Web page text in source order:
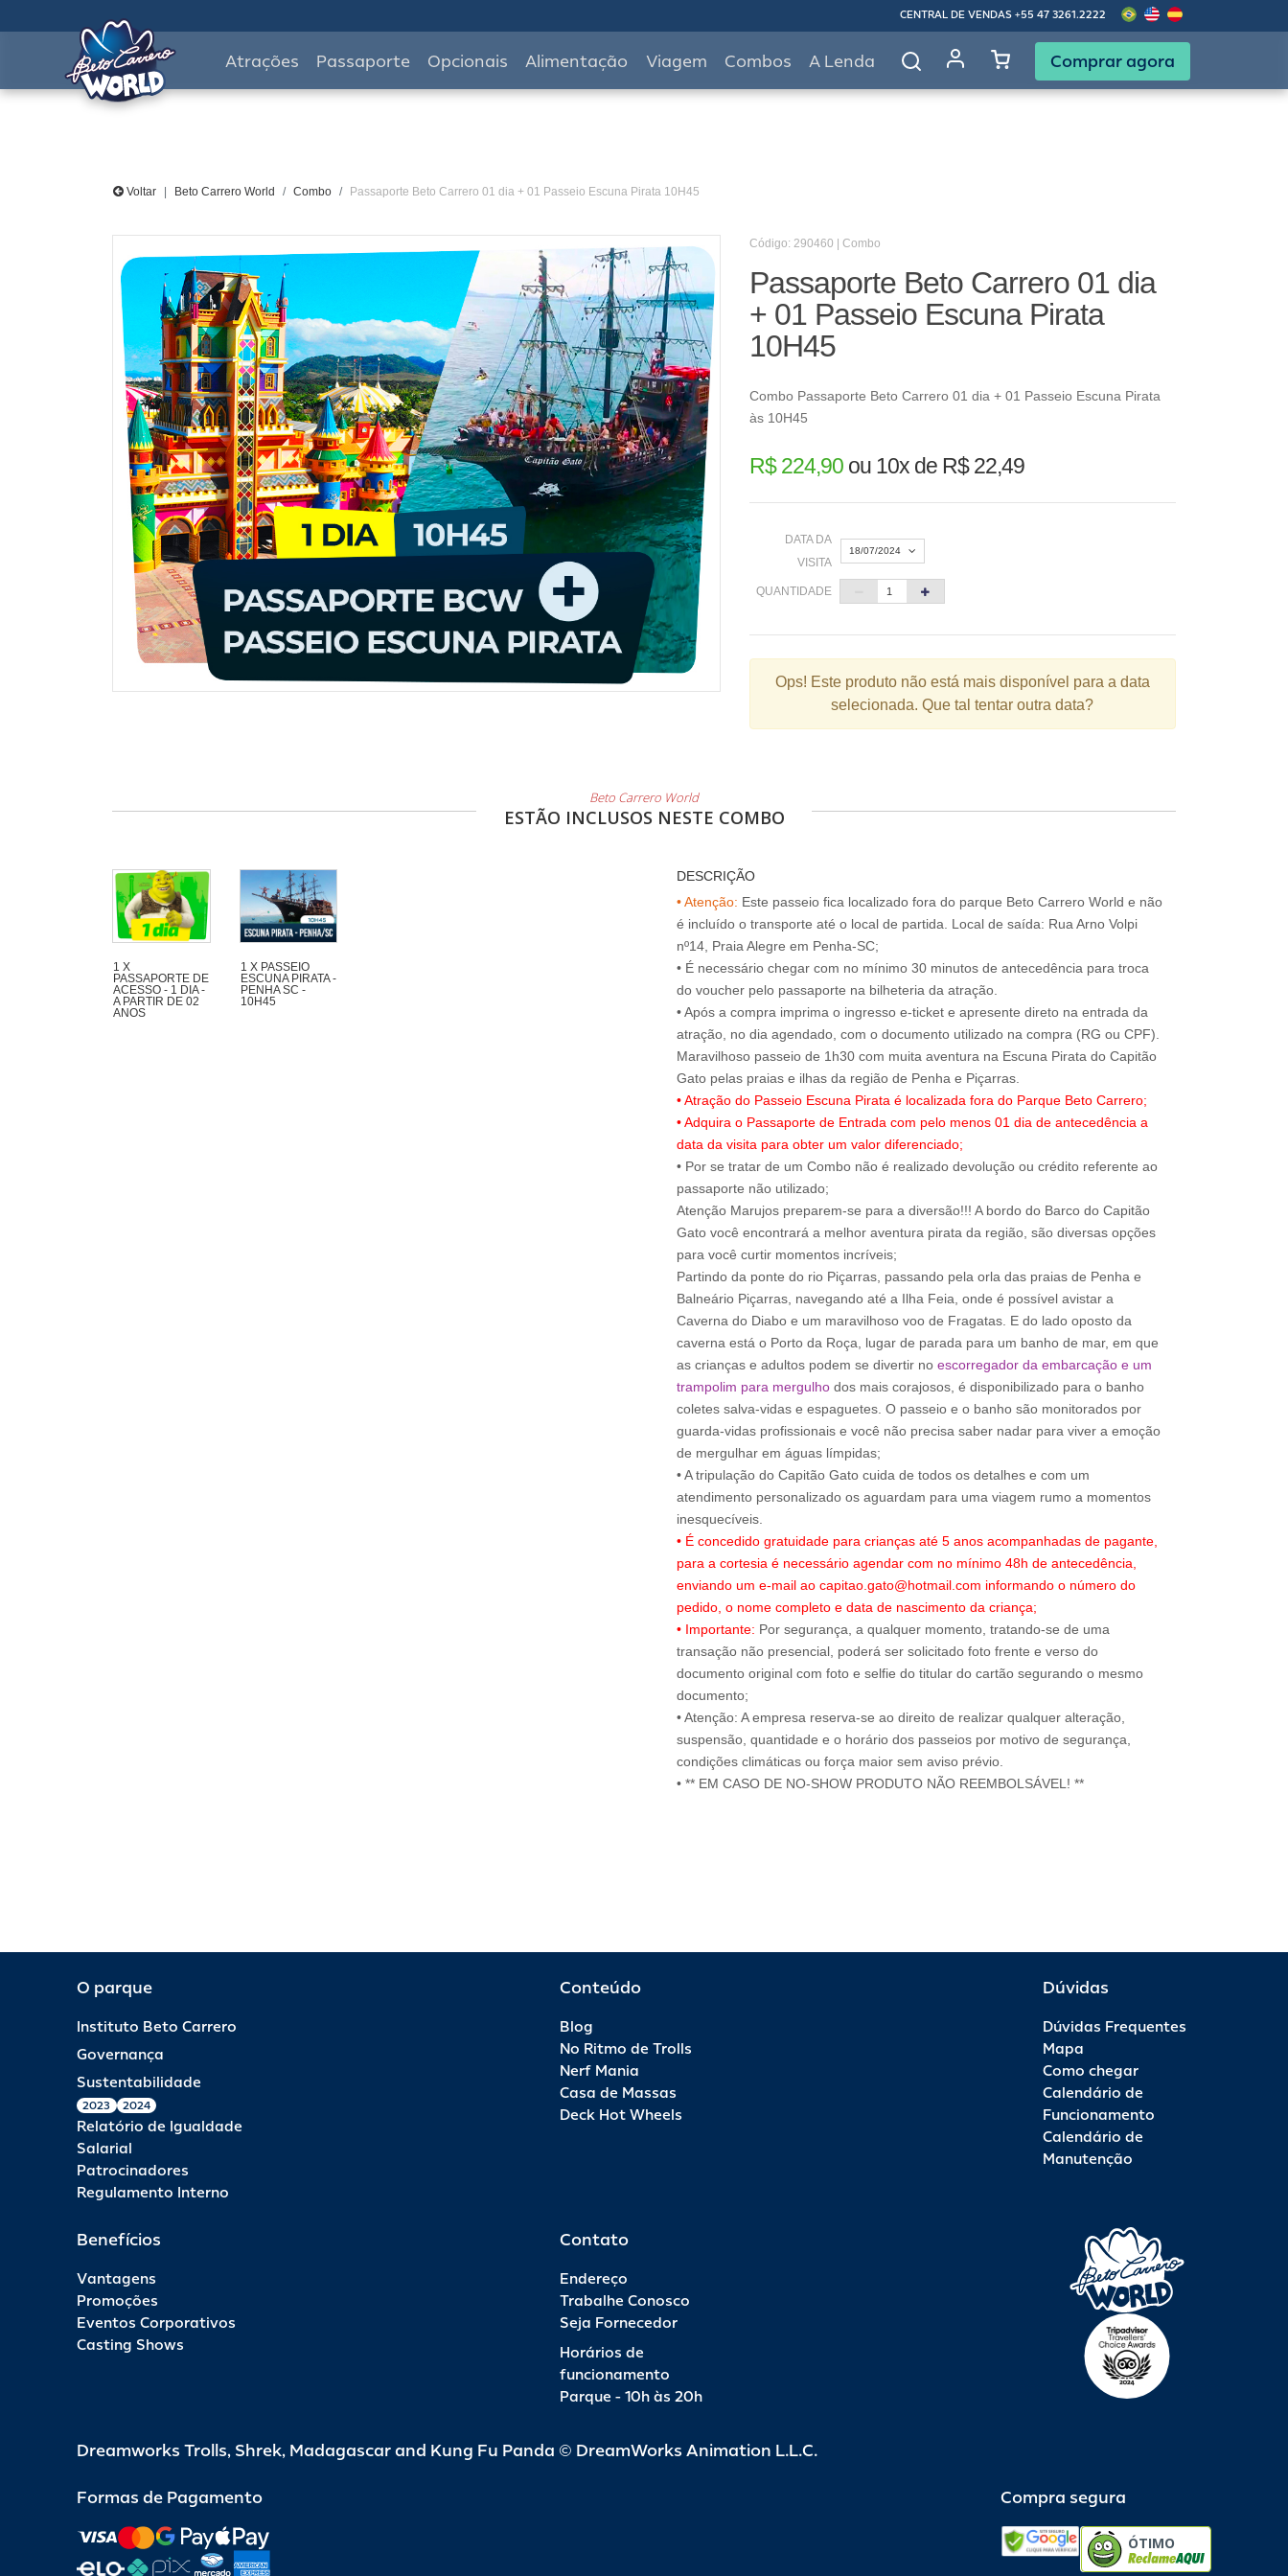
CENTRAL DE VENDAS +55 47 3261.2222
Atrações Passaporte Opcionais Alimentação Viagem Combos A Lenda Comprar agora
Voltar Beto Carrero World Combo Passaporte Beto Carrero 01 dia + 01 Passeio Escuna Pirata 10H45
Código: 290460 | Combo
Passaporte Beto Carrero 01 dia
+ 01 Passeio Escuna Pirata
10H45
Combo Passaporte Beto Carrero 01 dia + 01 Passeio Escuna Pirata
às 10H45
R$ 224,90ou 10x de R$ 22,49
DATA DA
VISITA
18/07/2024
1
2 3 4 5 6 7 8
9 10 11 12 13 14 15
QUANTIDADE
Ops! Este produto não está mais disponível para a data
selecionada. Que tal tentar outra data?
Beto Carrero World
ESTÃO INCLUSOS NESTE COMBO
1 X
PASSAPORTE DE
ACESSO - 1 DIA -
A PARTIR DE 02
ANOS
1 X PASSEIO
ESCUNA PIRATA -
PENHA SC -
10H45
DESCRIÇÃO
• Atenção: Este passeio fica localizado fora do parque Beto Carrero World e não
é incluído o transporte até o local de partida. Local de saída: Rua Arno Volpi
nº14, Praia Alegre em Penha-SC;
• É necessário chegar com no mínimo 30 minutos de antecedência para troca
do voucher pelo passaporte na bilheteria da atração.
• Após a compra imprima o ingresso e-ticket e apresente direto na entrada da
atração, no dia agendado, com o documento utilizado na compra (RG ou CPF).
Maravilhoso passeio de 1h30 com muita aventura na Escuna Pirata do Capitão
• Atração do Passeio Escuna Pirata é localizada fora do Parque Beto Carrero;
• Adquira o Passaporte de Entrada com pelo menos 01 dia de antecedência a
data da visita para obter um valor diferenciado;
• Por se tratar de um Combo não é realizado devolução ou crédito referente ao
passaporte não utilizado;
Atenção Marujos preparem-se para a diversão!!! A bordo do Barco do Capitão
Gato você encontrará a melhor aventura pirata da região, são diversas opções
para você curtir momentos incríveis;
Partindo da ponte do rio Piçarras, passando pela orla das praias de Penha e
Balneário Piçarras, navegando até a Ilha Feia, onde é possível avistar a
Caverna do Diabo e um maravilhoso voo de Fragatas. E do lado oposto da
caverna está o Porto da Roça, lugar de parada para um banho de mar, em que
as crianças e adultos podem se divertir no escorregador da embarcação e um
trampolim para mergulhodos mais corajosos, é disponibilizado para o banho
coletes salva-vidas e espaguetes. O passeio e o banho são monitorados por
guarda-vidas profissionais e você não precisa saber nadar para viver a emoção
de mergulhar em águas límpidas;
• A tripulação do Capitão Gato cuida de todos os detalhes e com um
atendimento personalizado os aguardam para uma viagem rumo a momentos
• É concedido gratuidade para crianças até 5 anos acompanhadas de pagante,
para a cortesia é necessário agendar com no mínimo 48h de antecedência,
enviando um e-mail ao capitao.gato@hotmail.com informando o número do
pedido, o nome completo e data de nascimento da criança;
• Importante: Por segurança, a qualquer momento, tratando-se de uma
transação não presencial, poderá ser solicitado foto frente e verso do
documento original com foto e selfie do titular do cartão segurando o mesmo
documento;
• Atenção: A empresa reserva-se ao direito de realizar qualquer alteração,
suspensão, quantidade e o horário dos passeios por motivo de segurança,
condições climáticas ou força maior sem aviso prévio.
• ** EM CASO DE NO-SHOW PRODUTO NÃO REEMBOLSÁVEL! **
O parque
Instituto Beto Carrero
Governança
Sustentabilidade
2023 2024
Relatório de Igualdade
Salarial
Patrocinadores
Regulamento Interno
Conteúdo
Blog
No Ritmo de Trolls
Nerf Mania
Casa de Massas
Deck Hot Wheels
Dúvidas
Dúvidas Frequentes
Mapa
Como chegar
Calendário de
Funcionamento
Calendário de
Manutenção
Benefícios
Vantagens
Promoções
Eventos Corporativos
Casting Shows
Contato
Endereço
Trabalhe Conosco
Seja Fornecedor
Horários de
funcionamento
Parque - 10h às 20h
Dreamworks Trolls, Shrek, Madagascar and Kung Fu Panda © DreamWorks Animation L.L.C.
Formas de Pagamento Compra segura
ÓTIMO